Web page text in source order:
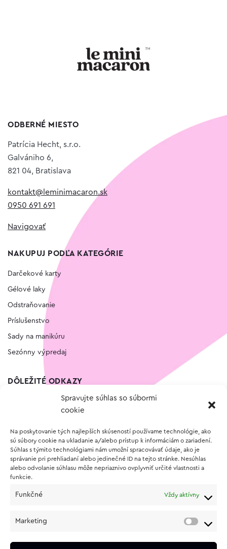
Spravujte súhlas so súbormi
cookie
Na poskytovanie tých najlepších skúseností používame technológie, ako
sú súbory cookie na ukladanie a/alebo prístup k informáciám o zariadení.
Súhlas s týmito technológiami nám umožní spracovávať údaje, ako je
správanie pri prehliadaní alebo jedinečné ID na tejto stránke. Nesúhlas
alebo odvolanie súhlasu môže nepriaznivo ovplyvniť určité vlastnosti a
funkcie.
Funkčné Vždy aktívny
Marketing
ODBERNÉ MIESTO
Patrícia Hecht, s.r.o.
Galvániho 6,
821 04, Bratislava
kontakt@leminimacaron.sk
0950 691 691
Navigovať
NAKUPUJ PODĽA KATEGÓRIE
Darčekové karty
Gélové laky
Odstraňovanie
Príslušenstvo
Sady na manikúru
Sezónny výpredaj
DÔLEŽITÉ ODKAZY
Vernostný program
O NÁKUPE
Vrátenie a reklamácia tovaru